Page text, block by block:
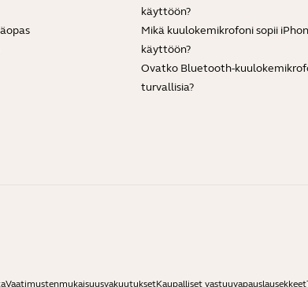
käyttöön?
Mikä kuulokemikrofoni sopii
käyttöön?
Ovatko Bluetooth-
turvallisia?
VaatimustenmukaisuusvakuutuksetKaupalliset vastuuvapauslausekkeet